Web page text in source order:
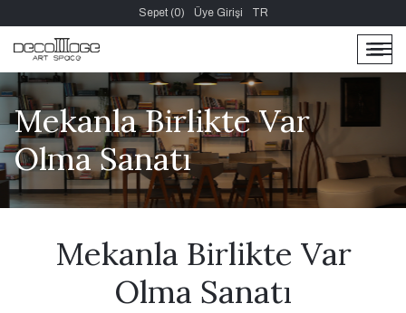
Sepet (0) Üye Girişi TR
Mekanla Birlikte Var
Olma Sanatı
Mekanla Birlikte Var
Olma Sanatı